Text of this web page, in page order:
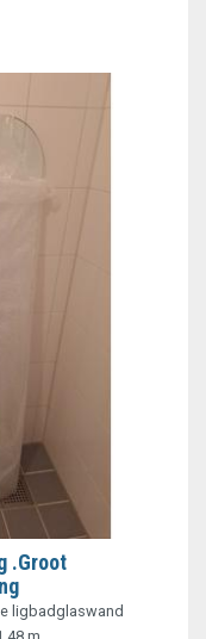
.Groot
ligbadglaswand